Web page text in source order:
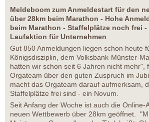
Meldeboom zum Anmeldestart für den
über 28km beim Marathon - Hohe
beim Marathon - Staffelplätze noch frei -
Laufaktion für Unternehmen
Gut 850 Anmeldungen liegen schon heute
Königsdisziplin, dem Volksbank-Münster-
hatten wir schon seit 6 Jahren nicht mehr",
Orgateam über den guten Zuspruch im
macht das Orgateam darauf aufmerksam,
Staffelplätze frei sind - ein Novum.
Seit Anfang der Woche ist auch die Online-
neuen Wettbewerb über 28km geöffnet.